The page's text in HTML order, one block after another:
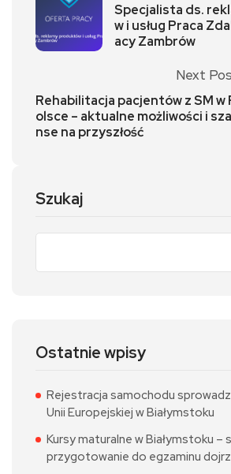
Specjalista ds.
w i usług Praca
acy Zambrów
Next
Rehabilitacja pacjentów z SM w
olsce – aktualne możliwości i sza
nse na przyszłość
Szukaj
Ostatnie wpisy
Rejestracja samochodu
Unii Europejskiej w Białymstoku
Kursy maturalne w Białymstoku –
przygotowanie do egzaminu